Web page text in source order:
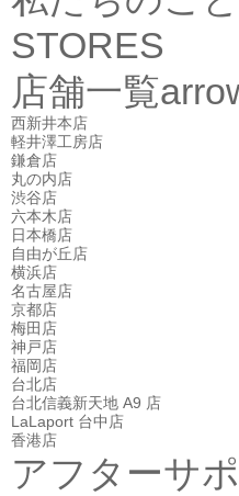
STORES
店舗一覧
西新井本店
軽井澤工房店
鎌倉店
丸の内店
渋谷店
六本木店
日本橋店
自由が丘店
横浜店
名古屋店
京都店
梅田店
神戸店
福岡店
台北店
台北信義新天地 A9 店
LaLaport 台中店
香港店
アフターサ